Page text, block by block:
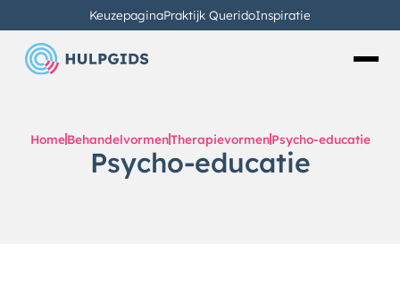
KeuzepaginaPraktijk QueridoInspiratie
Home BehandelvormenTherapievormen Psycho-educatie
Psycho-educatie